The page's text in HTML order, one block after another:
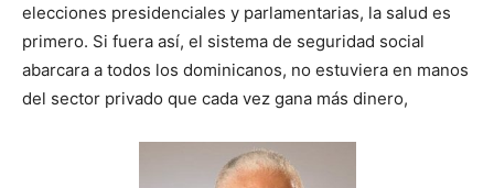
elecciones presidenciales y parlamentarias, la salud es
primero. Si fuera así, el sistema de seguridad social
abarcara a todos los dominicanos, no estuviera en manos
del sector privado que cada vez gana más dinero,